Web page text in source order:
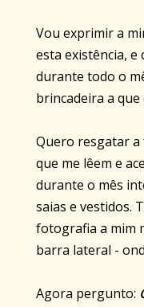
Vou exprimir a
esta existência,
durante todo o
brincadeira a que
Quero resgatar a
que me lêem e
durante o mês
saias e vestidos.
fotografia a mim
barra lateral -
Agora pergunto: